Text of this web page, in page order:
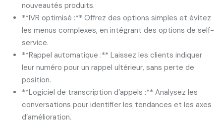
nouveautés produits.
**IVR optimisé :** Offrez des options simples et évitez
les menus complexes, en intégrant des options de self-
service.
**Rappel automatique :** Laissez les clients indiquer
leur numéro pour un rappel ultérieur, sans perte de
position.
**Logiciel de transcription d’appels :** Analysez les
conversations pour identifier les tendances et les axes
d’amélioration.